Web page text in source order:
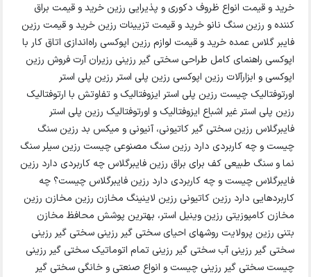
خرید و قیمت انواع ظروف دکوری و پذیرایی رزین خرید و قیمت براق
کننده و رزین سنگ نانو خرید و قیمت تزیینات رزین خرید و قیمت رزین
فایبر گلاس عمده خرید و قیمت لوازم رزین اپوکسی راه‌اندازی اتاق کار با
اپوکسی راهنمای کامل طراحی سختی گیر رزینی رزیران آرت فروش رزین
اپوکسی و ابزارآلات رزین اپوکسی رزین پلی استر رزین پلی استر
اورتوفتالیک چیست رزین پلی استر ایزوفتالیک و تفاوتش با ارتوفتالیک
رزین پلی استر غیر اشباع ایزوفتالیک و اورتوفتالیک رزین پلی استر
فایبرگلاس رزین سختی گیر کاتیونی، آنیونی و میکس بد رزین سنگ
چیست و چه کاربردی دارد رزین سنگ مصنوعی چیست رزین سیلر سنگ
نما و سنگ طبیعی کف برای براق رزین فایبرگلاس چه کاربردی دارد رزین
فایبرگلاس چیست و چه کاربردی دارد رزین فایبرگلاس چیست؟ چه
کاربردهایی دارد رزین کاتیونی رزین لاینینگ مخازن رزین مخازن رزین
مخازن کامپوزیتی رزین وینیل استر، بهترین پوشش محافظ مخازن
بتنی رزين پرولايت روشهای احیای سختی گیر رزینی سختی گیر رزینی
سختی گیر رزینی آب سختی گیر رزینی تمام اتوماتیک سختی گیر رزینی
چیست سختی گیر رزینی چیست و انواع صنعتی و خانگی سختی گیر